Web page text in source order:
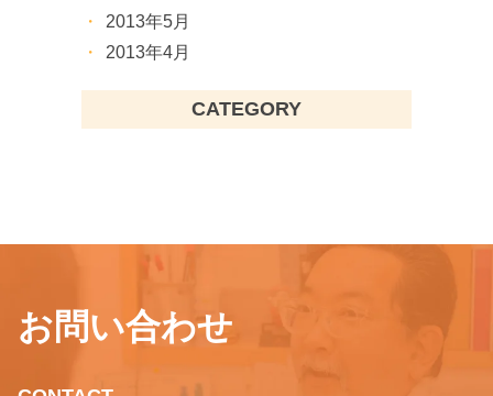
2013年5月
2013年4月
CATEGORY
お問い合わせ